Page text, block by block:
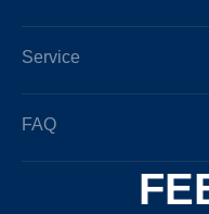
Service
FAQ